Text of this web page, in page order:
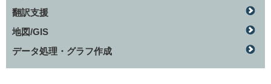
翻訳支援
地図/GIS
データ処理・グラフ作成